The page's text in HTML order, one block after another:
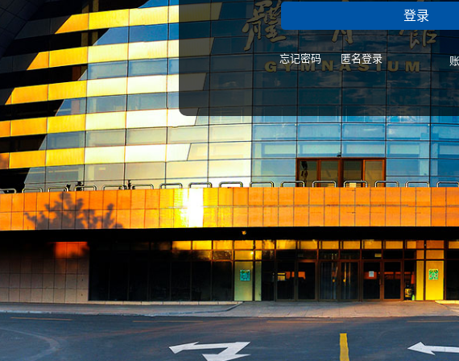
忘记密码 匿名登录